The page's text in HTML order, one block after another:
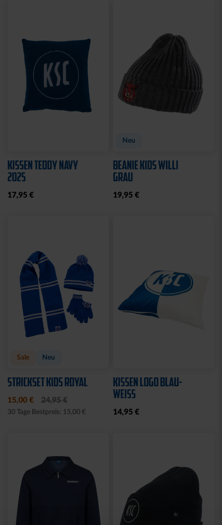
KISSEN TEDDY NAVY
2025
17,95 €
Neu
BEANIE KIDS WILLI
GRAU
19,95 €
Sale Neu
STRICKSET KIDS ROYAL
15,00 € 24,95 €
30 Tage Bestpreis: 15,00 €
KISSEN LOGO BLAU-
WEISS
14,95 €